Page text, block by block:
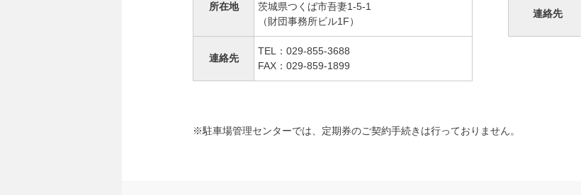
所在地
茨城県つくば市吾妻1-5-1
（財団事務所ビル1F）
連絡先
TEL：029-855-3688
FAX：029-859-1899
連絡先
※駐車場管理センターでは、定期券のご契約手続きは行っておりません。